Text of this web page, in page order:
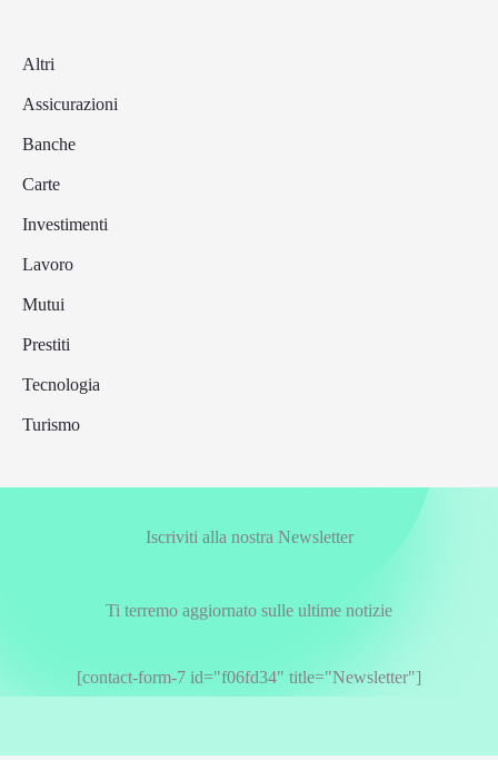
Altri
Assicurazioni
Banche
Carte
Investimenti
Lavoro
Mutui
Prestiti
Tecnologia
Turismo
Iscriviti alla nostra Newsletter
Ti terremo aggiornato sulle ultime notizie
[contact-form-7 id="f06fd34" title="Newsletter"]